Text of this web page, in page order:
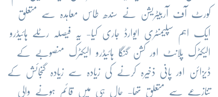
کورٹ آف آربیٹریشن نے سندھ طاس معاہدہ سے متعلق
ایک اہم سپلیمنٹری ایوارڈ جاری کیا- یہ فیصلہ رٹلے ہائیڈرو
الیکٹرک پلانٹ اور کشن گنگا ہائیڈرو الیکٹرک منصوبے کے
ڈیزائن اور پانی ذخیرہ کرنے کی زیادہ سے زیادہ گنجائش کے
تنازعے سے متعلق تھا- حال ہی میں قائم ہونے والی